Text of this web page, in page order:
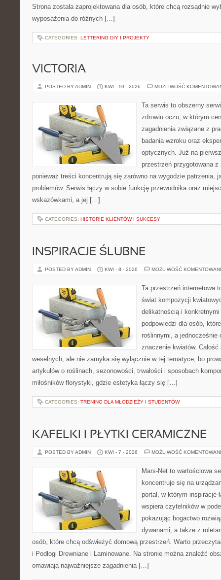
Strona została zaprojektowana dla osób, które chcą rozsądnie
wyposażenia do różnych […]
CATEGORIES: LETTERING DIY I PROJEKTY
VICTORIA
POSTED BY ADMIN KWI - 10 - 2026 MOŻLIWOŚĆ
Ta serwis to obszerny
zdrowiu oczu, w którym
zagadnienia związane z
badania wzroku oraz
optycznych. Już na
przestrzeń przygotowana
ponieważ treści koncentrują się zarówno na wygodzie patrzenia,
problemów. Serwis łączy w sobie funkcję przewodnika oraz
wskazówkami, a jej […]
CATEGORIES: HISTORIE KLIENTÓW I SUKCESY
INSPIRACJE ŚLUBNE
POSTED BY ADMIN KWI - 8 - 2026 MOŻLIWOŚĆ
Ta przestrzeń internetowa
świat kompozycji
delikatnością i
podpowiedzi dla osób,
roślinnymi, a jednocześnie
znaczenie kwiatów.
weselnych, ale nie zamyka się wyłącznie w tej tematyce, bo
artykułów o roślinach, sezonowości, trwałości i sposobach
miłośników florystyki, gdzie estetyka łączy się […]
CATEGORIES: TRENING DLA MŁODZIEŻY I STUDENTÓW
KAFELKI I PŁYTKI CERAMICZNE
POSTED BY ADMIN KWI - 7 - 2026 MOŻLIWOŚĆ
Mars-Net to wartościowa
koncentruje się na
portal, w którym inspiracje
wspiera czytelników w
pokazując bogactwo
dywanami, a także z
osób, które chcą odświeżyć domową przestrzeń. Warto
i Podłogi Drewniane i Laminowane. Na stronie można znaleźć
omawiają najważniejsze zagadnienia […]